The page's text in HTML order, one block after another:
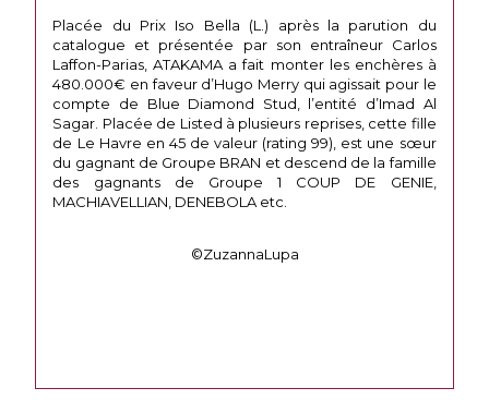
Placée du Prix Iso Bella (L.) après la parution du
catalogue et présentée par son entraîneur Carlos
Laffon-Parias, ATAKAMA a fait monter les enchères à
480.000€ en faveur d’Hugo Merry qui agissait pour le
compte de Blue Diamond Stud, l’entité d’Imad Al
Sagar. Placée de Listed à plusieurs reprises, cette fille
de Le Havre en 45 de valeur (rating 99), est une sœur
du gagnant de Groupe BRAN et descend de la famille
des gagnants de Groupe 1 COUP DE GENIE,
MACHIAVELLIAN, DENEBOLA etc.
©ZuzannaLupa